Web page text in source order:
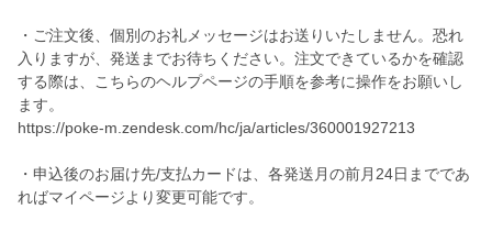
・ご注文後、個別のお礼メッセージはお送りいたしません。恐れ
入りますが、発送までお待ちください。注文できているかを確認
する際は、こちらのヘルプページの手順を参考に操作をお願いし
ます。
https://poke-m.zendesk.com/hc/ja/articles/360001927213
・申込後のお届け先/支払カードは、各発送月の前月24日までであ
ればマイページより変更可能です。